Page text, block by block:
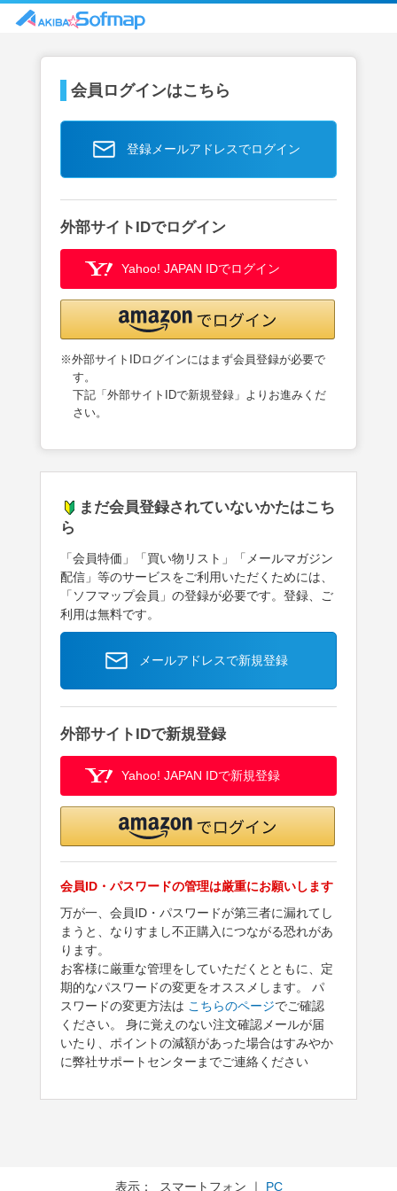
会員ログインはこちら
登録メールアドレスでログイン
外部サイトIDでログイン
Yahoo! JAPAN IDでログイン
※外部サイトIDログインにはまず会員登録が必要で
す。
下記「外部サイトIDで新規登録」よりお進みくだ
さい。
まだ会員登録されていないかたはこち
ら
「会員特価」「買い物リスト」「メールマガジン
配信」等のサービスをご利用いただくためには、
「ソフマップ会員」の登録が必要です。登録、ご
利用は無料です。
メールアドレスで新規登録
外部サイトIDで新規登録
Yahoo! JAPAN IDで新規登録
会員ID・パスワードの管理は厳重にお願いします
万が一、会員ID・パスワードが第三者に漏れてし
まうと、なりすまし不正購入につながる恐れがあ
ります。
お客様に厳重な管理をしていただくとともに、定
期的なパスワードの変更をオススメします。 パ
スワードの変更方法は こちらのページでご確認
ください。 身に覚えのない注文確認メールが届
いたり、ポイントの減額があった場合はすみやか
に弊社サポートセンターまでご連絡ください
表示： スマートフォン ｜ PC